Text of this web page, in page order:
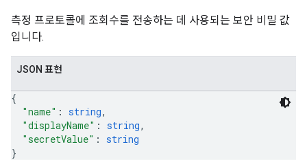
측정 프로토콜에 조회수를 전송하는 데 사용되는 보안 비밀 값
입니다.
JSON 표현
{
"name" : string,
"displayName" : string,
"secretValue" : string
}